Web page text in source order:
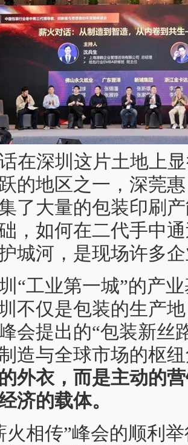
在深圳这片土地上
的地区之一，深莞
了大量的包装印刷
，如何在二代手中
城河，是现场许多
“工业第一城”的产
不仅是包装的生产
会提出的“包装新丝
造与全球市场的枢
外衣，而是主动的
济的载体。
火相传”峰会的顺利